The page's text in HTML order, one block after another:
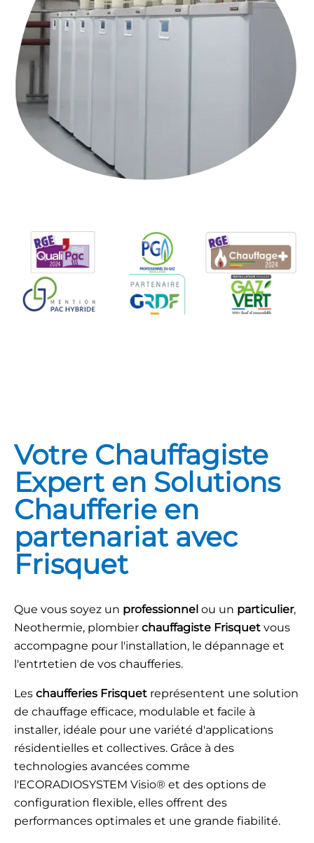
Votre Chauffagiste
Expert en Solutions
Chaufferie en
partenariat avec
Frisquet
Que vous soyez un professionnel ou un particulier,
Neothermie, plombier chauffagiste Frisquet vous
accompagne pour l'installation, le dépannage et
l'entrtetien de vos chaufferies.
Les chaufferies Frisquet représentent une solution
de chauffage efficace, modulable et facile à
installer, idéale pour une variété d'applications
résidentielles et collectives. Grâce à des
technologies avancées comme
l'ECORADIOSYSTEM Visio® et des options de
configuration flexible, elles offrent des
performances optimales et une grande fiabilité.